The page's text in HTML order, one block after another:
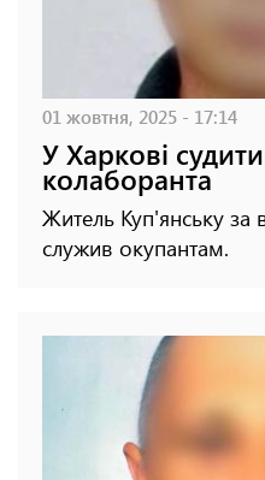
01 жовтня, 2025 - 17:14
У Харкові
колаборанта
Житель Куп'янську
служив окупантам.